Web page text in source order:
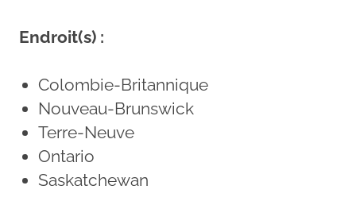
Endroit(s) :
Colombie-Britannique
Nouveau-Brunswick
Terre-Neuve
Ontario
Saskatchewan